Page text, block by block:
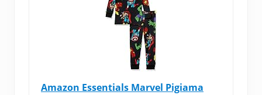
Amazon Essentials Marvel Pigiama